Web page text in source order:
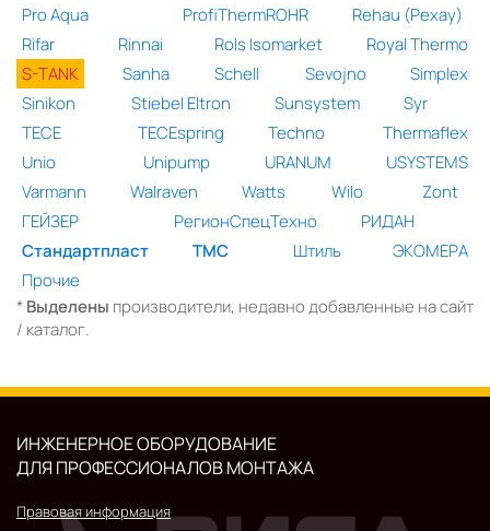
Pro Aqua
ProfiThermROHR
Rehau (Рехау)
Rifar
Rinnai Rols Isomarket
Royal Thermo
S-TANK
Sanha Schell Sevojno
Simplex
Sinikon
Stiebel Eltron Sunsystem
Syr
TECE
TECEspring Techno
Thermaflex
Unio
Unipump URANUM
USYSTEMS
Varmann
Walraven Watts Wilo
Zont
ГЕЙЗЕР
РегионСпецТехно
РИДАН
Стандартпласт
ТМС Штиль
ЭКОМЕРА
Прочие
*Выделены производители, недавно добавленные на сайт
/ каталог.
ИНЖЕНЕРНОЕ ОБОРУДОВАНИЕ
ДЛЯ ПРОФЕССИОНАЛОВ МОНТАЖА
Правовая информация